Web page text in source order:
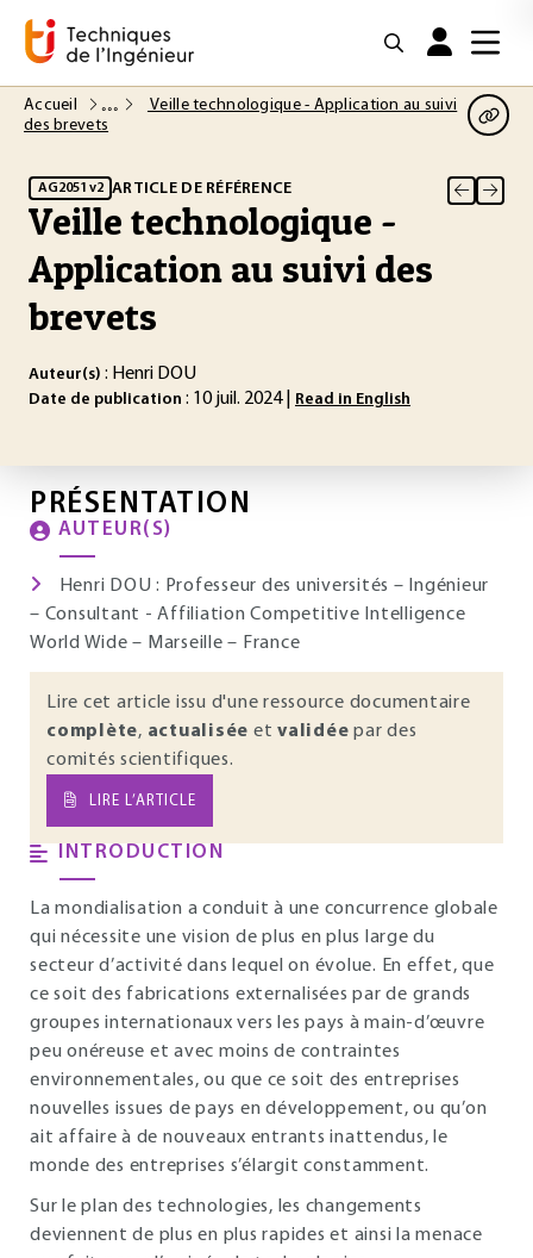
Accueil
Veille technologique - Application au suivi
des brevets
AG2051 v2 ARTICLE DE RÉFÉRENCE
Veille technologique -
Application au suivi des
brevets
Auteur(s) : Henri DOU
Date de publication : 10 juil. 2024 | Read in English
PRÉSENTATION
AUTEUR(S)
Henri DOU : Professeur des universités – Ingénieur
– Consultant - Affiliation Competitive Intelligence
World Wide – Marseille – France
Lire cet article issu d'une ressource documentaire
complète, actualisée et validée par des
comités scientifiques.
LIRE L’ARTICLE
INTRODUCTION
La mondialisation a conduit à une concurrence globale
qui nécessite une vision de plus en plus large du
secteur d’activité dans lequel on évolue. En effet, que
ce soit des fabrications externalisées par de grands
groupes internationaux vers les pays à main-d’œuvre
peu onéreuse et avec moins de contraintes
environnementales, ou que ce soit des entreprises
nouvelles issues de pays en développement, ou qu’on
ait affaire à de nouveaux entrants inattendus, le
monde des entreprises s’élargit constamment.
Sur le plan des technologies, les changements
deviennent de plus en plus rapides et ainsi la menace